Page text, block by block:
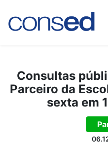
Consultas
Parceiro da
sexta em